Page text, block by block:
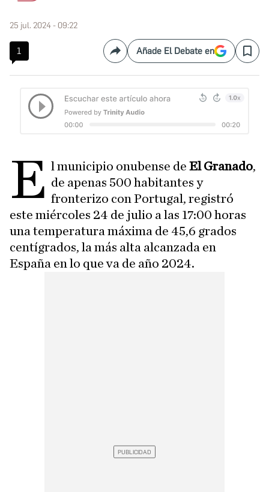
25 jul. 2024 - 09:22
1 CompartirAñade El Debate en Save
E l municipio onubense deEl Granado,
de apenas 500 habitantes y
fronterizo con Portugal, registró
este miércoles 24 de julio a las 17:00 horas
una temperatura máxima de 45,6 grados
centígrados, la más alta alcanzada en
España en lo que va de año 2024.